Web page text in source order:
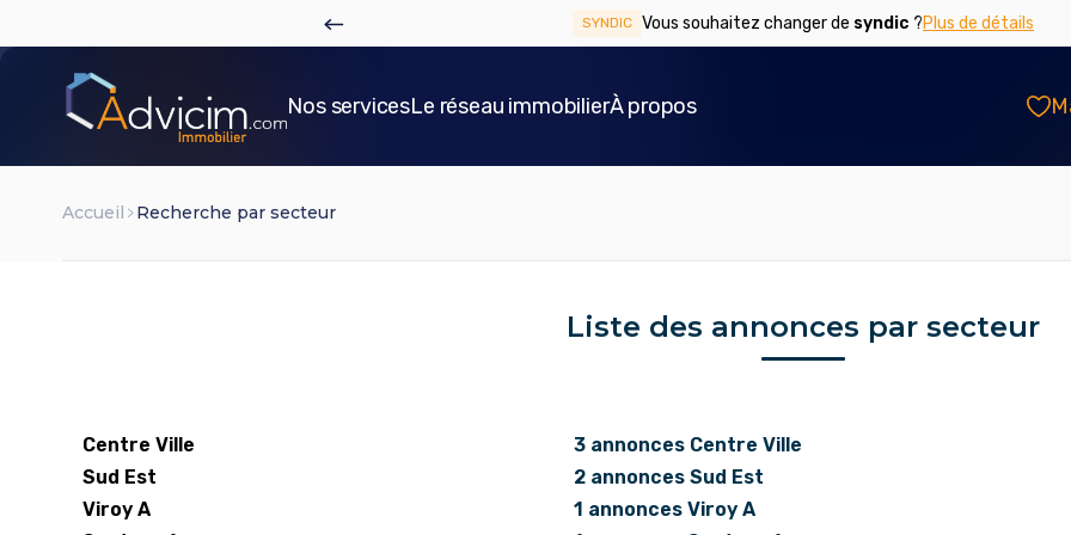
SYNDIC Vous souhaitez changer de syndic ?Plus de détails
Nos servicesLe réseau immobilierÀ propos
Accueil Recherche par secteur
Liste des annonces par secteur
Centre Ville
3 annonces Centre Ville
Sud Est
2 annonces Sud Est
Viroy A
1 annonces Viroy A